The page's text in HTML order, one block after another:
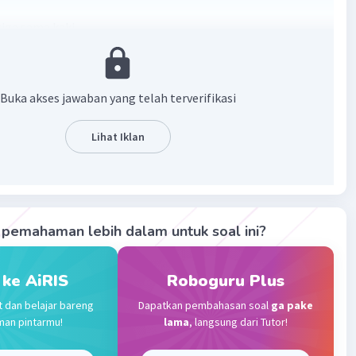
dua sisi yang sama panjang
dua sudut yang sama besar
sudutnya adalah 180°.
Balas
2023 10:43
kaki adalah salah satu bentuk segitiga yang memiliki
memiliki panjang yang sama dan satu sisi yang memiliki
berbeda. Sifat-sifat segitiga sama kaki meliputi:
Panjang:Dalam segitiga sama kaki, dua sisi yang
Buka akses jawaban yang telah terverifikasi
Lihat Iklan
lebih dalam untuk soal ini?
AiRIS
dan belajar bareng
pintarmu!
Roboguru Plus
Dapatkan pembahasan soal ga pake
lama, langsung dari Tutor!